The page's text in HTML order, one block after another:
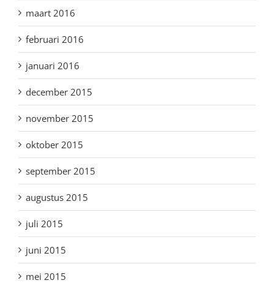
maart 2016
februari 2016
januari 2016
december 2015
november 2015
oktober 2015
september 2015
augustus 2015
juli 2015
juni 2015
mei 2015